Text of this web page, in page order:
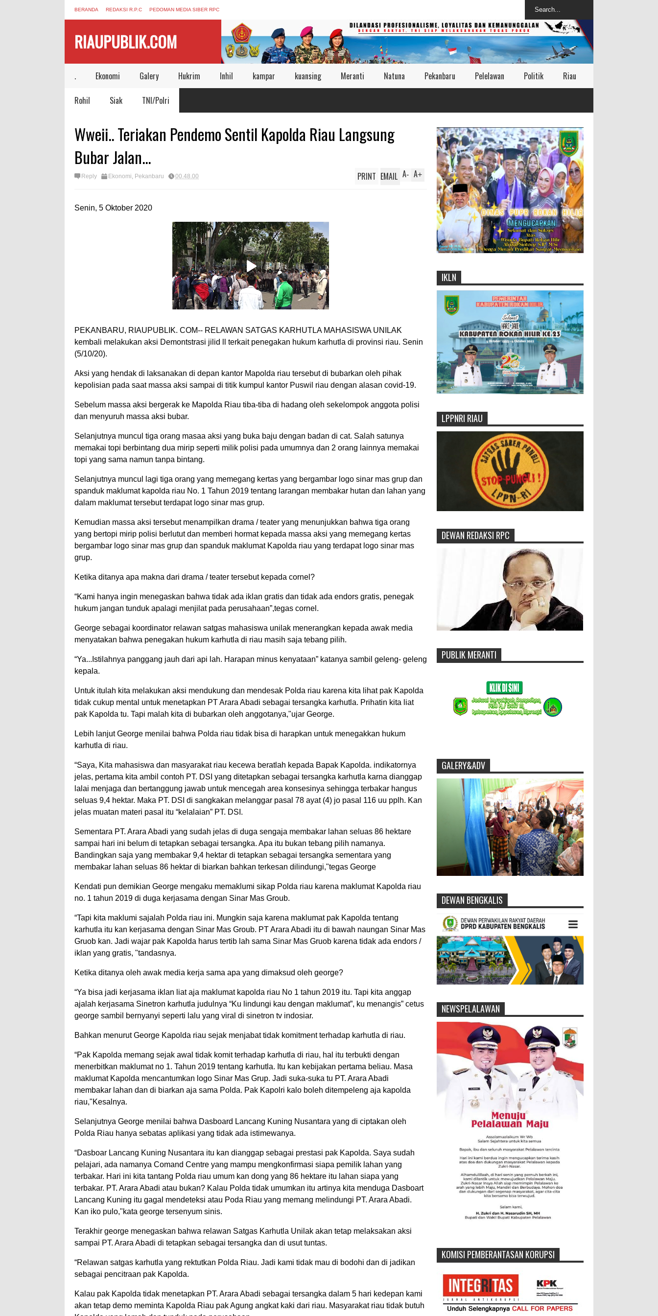
BERANDA REDAKSI R.P.C PEDOMAN MEDIA SIBER RPC
RIAUPUBLIK.COM
. Ekonomi Galery Hukrim Inhil kampar kuansing Meranti Natuna Pekanbaru Pelelawan Politik Riau
Rohil Siak TNI/Polri
Wweii.. Teriakan Pendemo Sentil Kapolda Riau Langsung
Bubar Jalan...
Reply Ekonomi, Pekanbaru 00.48.00 A+
A-
PRINT EMAIL
Senin, 5 Oktober 2020
PEKANBARU, RIAUPUBLIK. COM-- RELAWAN SATGAS KARHUTLA MAHASISWA UNILAK
kembali melakukan aksi Demontstrasi jilid ll terkait penegakan hukum karhutla di provinsi riau. Senin
(5/10/20).
Aksi yang hendak di laksanakan di depan kantor Mapolda riau tersebut di bubarkan oleh pihak
kepolisian pada saat massa aksi sampai di titik kumpul kantor Puswil riau dengan alasan covid-19.
Sebelum massa aksi bergerak ke Mapolda Riau tiba-tiba di hadang oleh sekelompok anggota polisi
dan menyuruh massa aksi bubar.
Selanjutnya muncul tiga orang masaa aksi yang buka baju dengan badan di cat. Salah satunya
memakai topi berbintang dua mirip seperti milik polisi pada umumnya dan 2 orang lainnya memakai
topi yang sama namun tanpa bintang.
Selanjutnya muncul lagi tiga orang yang memegang kertas yang bergambar logo sinar mas grup dan
spanduk maklumat kapolda riau No. 1 Tahun 2019 tentang larangan membakar hutan dan lahan yang
dalam maklumat tersebut terdapat logo sinar mas grup.
Kemudian massa aksi tersebut menampilkan drama / teater yang menunjukkan bahwa tiga orang
yang bertopi mirip polisi berlutut dan memberi hormat kepada massa aksi yang memegang kertas
bergambar logo sinar mas grup dan spanduk maklumat Kapolda riau yang terdapat logo sinar mas
grup.
Ketika ditanya apa makna dari drama / teater tersebut kepada cornel?
“Kami hanya ingin menegaskan bahwa tidak ada iklan gratis dan tidak ada endors gratis, penegak
hukum jangan tunduk apalagi menjilat pada perusahaan”,tegas cornel.
George sebagai koordinator relawan satgas mahasiswa unilak menerangkan kepada awak media
menyatakan bahwa penegakan hukum karhutla di riau masih saja tebang pilih.
“Ya...Istilahnya panggang jauh dari api lah. Harapan minus kenyataan” katanya sambil geleng- geleng
kepala.
Untuk itulah kita melakukan aksi mendukung dan mendesak Polda riau karena kita lihat pak Kapolda
tidak cukup mental untuk menetapkan PT Arara Abadi sebagai tersangka karhutla. Prihatin kita liat
pak Kapolda tu. Tapi malah kita di bubarkan oleh anggotanya,"ujar George.
Lebih lanjut George menilai bahwa Polda riau tidak bisa di harapkan untuk menegakkan hukum
karhutla di riau.
“Saya, Kita mahasiswa dan masyarakat riau kecewa beratlah kepada Bapak Kapolda. indikatornya
jelas, pertama kita ambil contoh PT. DSI yang ditetapkan sebagai tersangka karhutla karna dianggap
lalai menjaga dan bertanggung jawab untuk mencegah area konsesinya sehingga terbakar hangus
seluas 9,4 hektar. Maka PT. DSI di sangkakan melanggar pasal 78 ayat (4) jo pasal 116 uu pplh. Kan
jelas muatan materi pasal itu “kelalaian” PT. DSI.
Sementara PT. Arara Abadi yang sudah jelas di duga sengaja membakar lahan seluas 86 hektare
sampai hari ini belum di tetapkan sebagai tersangka. Apa itu bukan tebang pilih namanya.
Bandingkan saja yang membakar 9,4 hektar di tetapkan sebagai tersangka sementara yang
membakar lahan seluas 86 hektar di biarkan bahkan terkesan dilindungi,"tegas George
Kendati pun demikian George mengaku memaklumi sikap Polda riau karena maklumat Kapolda riau
no. 1 tahun 2019 di duga kerjasama dengan Sinar Mas Groub.
“Tapi kita maklumi sajalah Polda riau ini. Mungkin saja karena maklumat pak Kapolda tentang
karhutla itu kan kerjasama dengan Sinar Mas Groub. PT Arara Abadi itu di bawah naungan Sinar Mas
Gruob kan. Jadi wajar pak Kapolda harus tertib lah sama Sinar Mas Gruob karena tidak ada endors /
iklan yang gratis, "tandasnya.
Ketika ditanya oleh awak media kerja sama apa yang dimaksud oleh george?
“Ya bisa jadi kerjasama iklan liat aja maklumat kapolda riau No 1 tahun 2019 itu. Tapi kita anggap
ajalah kerjasama Sinetron karhutla judulnya “Ku lindungi kau dengan maklumat”, ku menangis” cetus
george sambil bernyanyi seperti lalu yang viral di sinetron tv indosiar.
Bahkan menurut George Kapolda riau sejak menjabat tidak komitment terhadap karhutla di riau.
“Pak Kapolda memang sejak awal tidak komit terhadap karhutla di riau, hal itu terbukti dengan
menerbitkan maklumat no 1. Tahun 2019 tentang karhutla. Itu kan kebijakan pertama beliau. Masa
maklumat Kapolda mencantumkan logo Sinar Mas Grup. Jadi suka-suka tu PT. Arara Abadi
membakar lahan dan di biarkan aja sama Polda. Pak Kapolri kalo boleh ditempeleng aja kapolda
riau,"Kesalnya.
Selanjutnya George menilai bahwa Dasboard Lancang Kuning Nusantara yang di ciptakan oleh
Polda Riau hanya sebatas aplikasi yang tidak ada istimewanya.
“Dasboar Lancang Kuning Nusantara itu kan dianggap sebagai prestasi pak Kapolda. Saya sudah
pelajari, ada namanya Comand Centre yang mampu mengkonfirmasi siapa pemilik lahan yang
terbakar. Hari ini kita tantang Polda riau umum kan dong yang 86 hektare itu lahan siapa yang
terbakar. PT. Arara Abadi atau bukan? Kalau Polda tidak umumkan itu artinya kita menduga Dasboart
Lancang Kuning itu gagal mendeteksi atau Poda Riau yang memang melindungi PT. Arara Abadi.
Kan iko pulo,"kata george tersenyum sinis.
Terakhir george menegaskan bahwa relawan Satgas Karhutla Unilak akan tetap melaksakan aksi
sampai PT. Arara Abadi di tetapkan sebagai tersangka dan di usut tuntas.
“Relawan satgas karhutla yang rektutkan Polda Riau. Jadi kami tidak mau di bodohi dan di jadikan
sebagai pencitraan pak Kapolda.
Kalau pak Kapolda tidak menetapkan PT. Arara Abadi sebagai tersangka dalam 5 hari kedepan kami
akan tetap demo meminta Kapolda Riau pak Agung angkat kaki dari riau. Masyarakat riau tidak butuh
IKLN
LPPNRI RIAU
DEWAN REDAKSI RPC
PUBLIK MERANTI
GALERY&ADV
DEWAN BENGKALIS
NEWSPELALAWAN
KOMISI PEMBERANTASAN KORUPSI